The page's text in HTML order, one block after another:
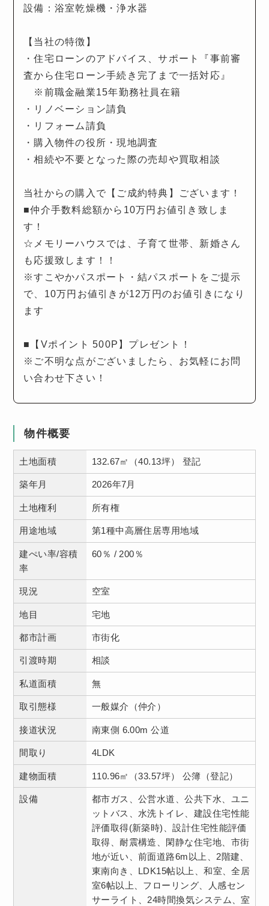
設備：浴室乾燥機・浄水器
【当社の特徴】
・住宅ローンのアドバイス、サポート『事前審
査から住宅ローン手続き完了まで一括対応』
※前職金融業15年勤務社員在籍
・リノベーション請負
・リフォーム請負
・購入物件の役所・現地調査
・相続や不要となった際の売却や買取相談
当社からの購入で【ご成約特典】ございます！
■仲介手数料総額から10万円お値引き致しま
す！
☆メモリーハウスでは、子育て世帯、新婚さん
も応援致します！！
※すこやかパスポート・結パスポートをご提示
で、10万円お値引きが12万円のお値引きになり
ます
■【Vポイント 500P】プレゼント！
※ご不明な点がございましたら、お気軽にお問
い合わせ下さい！
物件概要
土地面積 132.67㎡（40.13坪） 登記
築年月 2026年7月
土地権利 所有権
用途地域 第1種中高層住居専用地域
建ぺい率/容積
率
60％ / 200％
現況 空室
地目 宅地
都市計画 市街化
引渡時期 相談
私道面積 無
取引態様 一般媒介（仲介）
接道状況 南東側 6.00m 公道
間取り 4LDK
建物面積 110.96㎡（33.57坪） 公簿（登記）
設備
都市ガス、公営水道、公共下水、ユニ
ットバス、水洗トイレ、建設住宅性能
評価取得(新築時)、設計住宅性能評価
取得、耐震構造、閑静な住宅地、市街
地が近い、前面道路6m以上、2階建、
東南向き、LDK15帖以上、和室、全居
室6帖以上、フローリング、人感セン
サーライト、24時間換気システム、室